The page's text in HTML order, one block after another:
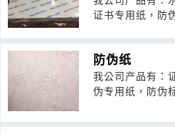
证书专用纸，防
防伪纸
我公司产品有：
伪专用纸，防伪